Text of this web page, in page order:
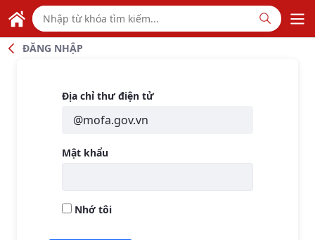
Skip to Main Content
TỔNG LÃNH SỰ QUÁN VIỆT NAM
TẠI QUẢNG CHÂU - TRUNG QUỐC
ĐĂNG NHẬP
Đăng nhập
Địa chỉ thư điện tử
Mật khẩu
Nhớ tôi